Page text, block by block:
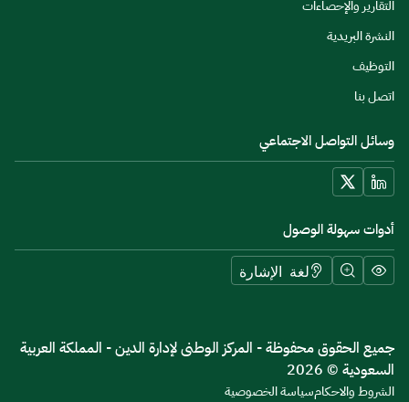
التقارير والإحصاءات
النشرة البريدية
التوظيف
اتصل بنا
وسائل التواصل الاجتماعي
أدوات سهولة الوصول
لغة الإشارة
جميع الحقوق محفوظة - المركز الوطنى لإدارة الدين - المملكة العربية
السعودية © 2026
الشروط والاحكامسياسة الخصوصية